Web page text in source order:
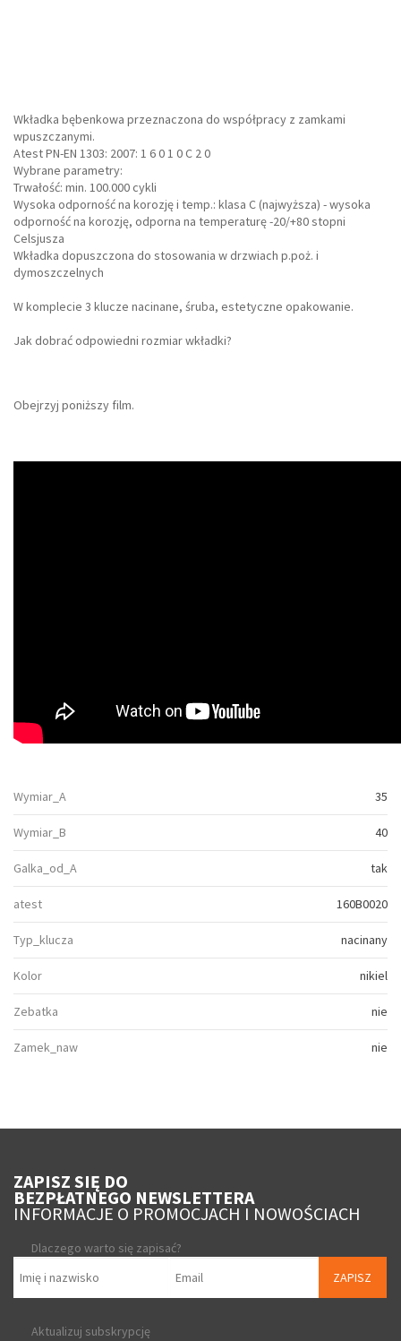
Wkładka bębenkowa przeznaczona do współpracy z zamkami
wpuszczanymi.
Atest PN-EN 1303: 2007: 1 6 0 1 0 C 2 0
Wybrane parametry:
Trwałość: min. 100.000 cykli
Wysoka odporność na korozję i temp.: klasa C (najwyższa) - wysoka
odporność na korozję, odporna na temperaturę -20/+80 stopni
Celsjusza
Wkładka dopuszczona do stosowania w drzwiach p.poż. i
dymoszczelnych
W komplecie 3 klucze nacinane, śruba, estetyczne opakowanie.
Jak dobrać odpowiedni rozmiar wkładki?
Obejrzyj poniższy film.
Wymiar_A 35
Wymiar_B 40
Galka_od_A tak
atest 160B0020
Typ_klucza nacinany
Kolor nikiel
Zebatka nie
Zamek_naw nie
ZAPISZ SIĘ DO
BEZPŁATNEGO NEWSLETTERA
INFORMACJE O PROMOCJACH I NOWOŚCIACH
Dlaczego warto się zapisać?
ZAPISZ
Aktualizuj subskrypcję